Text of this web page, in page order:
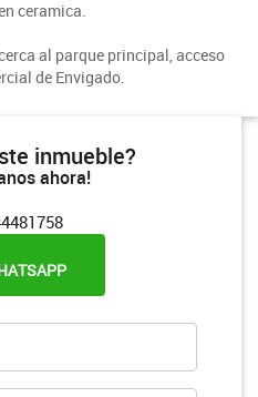
ceramica.
al parque principal, acceso
de Envigado.
inmueble?
ahora!